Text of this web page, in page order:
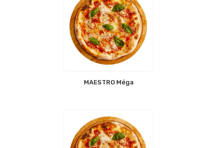
MAESTRO Méga